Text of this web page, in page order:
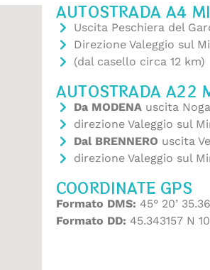
AUTOSTRADA A4
Uscita Peschiera del
Direzione Valeggio sul
(dal casello circa 12 km)
AUTOSTRADA A22
Da MODENA uscita
direzione Valeggio sul
Dal BRENNERO uscita
direzione Valeggio sul
COORDINATE GPS
Formato DMS: 45° 20’
Formato DD: 45.343157 N